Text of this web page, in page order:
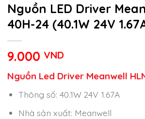
Nguồn LED Driver
40H-24 (40.1W 24V
9.000 VND
Nguồn Led Driver Meanwell
Thông số: 40.1W 24V 1.67A
Nhà sản xuất: Meanwell